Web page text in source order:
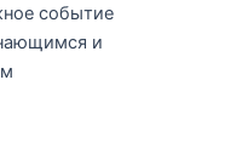
событие
и